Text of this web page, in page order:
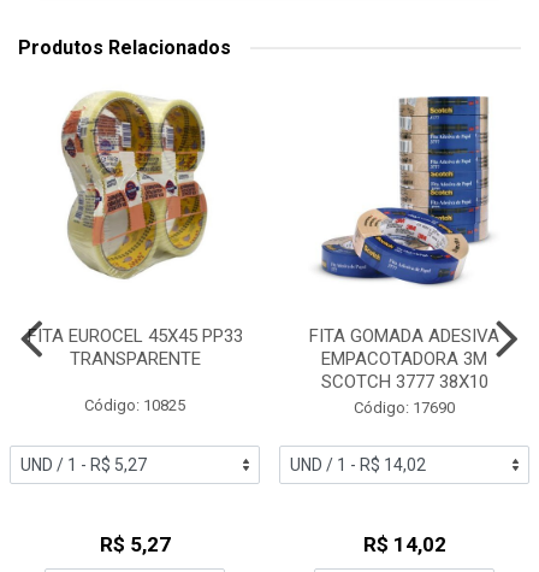
Produtos Relacionados
FITA EUROCEL 45X45 PP33
TRANSPARENTE
Código: 10825
R$ 5,27
FITA GOMADA ADESIVA
EMPACOTADORA 3M
SCOTCH 3777 38X10
Código: 17690
R$ 14,02